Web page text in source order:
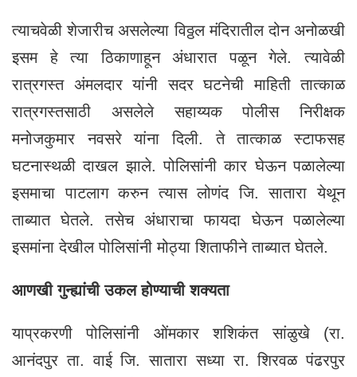
त्याचवेळी शेजारीच असलेल्या विठ्ठल मंदिरातील दोन अनोळखी
इसम हे त्या ठिकाणाहून अंधारात पळून गेले. त्यावेळी
रात्रगस्त अंमलदार यांनी सदर घटनेची माहिती तात्काळ
रात्रगस्तसाठी असलेले सहाय्यक पोलीस निरीक्षक
मनोजकुमार नवसरे यांना दिली. ते तात्काळ स्टाफसह
घटनास्थळी दाखल झाले. पोलिसांनी कार घेऊन पळालेल्या
इसमाचा पाटलाग करुन त्यास लोणंद जि. सातारा येथून
ताब्यात घेतले. तसेच अंधाराचा फायदा घेऊन पळालेल्या
इसमांना देखील पोलिसांनी मोठ्या शिताफीने ताब्यात घेतले.
आणखी गुन्ह्यांची उकल होण्याची शक्यता
याप्रकरणी पोलिसांनी ओंमकार शशिकंत सांळुखे (रा.
आनंदपुर ता. वाई जि. सातारा सध्या रा. शिरवळ पंढरपुर